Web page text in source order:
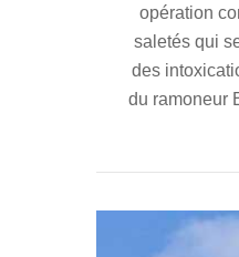
opération
saletés qui
des
du ramoneur